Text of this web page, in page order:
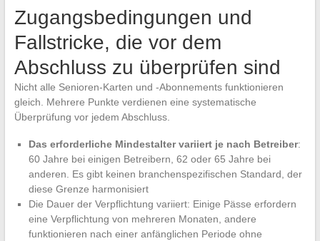
Zugangsbedingungen und
Fallstricke, die vor dem
Abschluss zu überprüfen sind
Nicht alle Senioren-Karten und -Abonnements funktionieren
gleich. Mehrere Punkte verdienen eine systematische
Überprüfung vor jedem Abschluss.
Das erforderliche Mindestalter variiert je nach Betreiber:
60 Jahre bei einigen Betreibern, 62 oder 65 Jahre bei
anderen. Es gibt keinen branchenspezifischen Standard, der
diese Grenze harmonisiert
Die Dauer der Verpflichtung variiert: Einige Pässe erfordern
eine Verpflichtung von mehreren Monaten, andere
funktionieren nach einer anfänglichen Periode ohne